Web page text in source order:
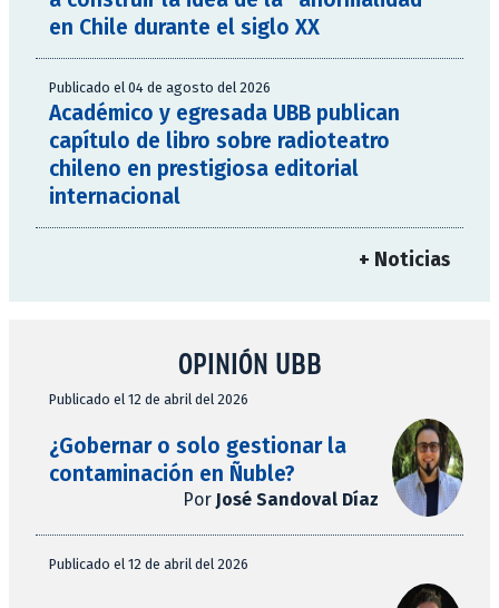
en Chile durante el siglo XX
Publicado el 04 de agosto del 2026
Académico y egresada UBB publican
capítulo de libro sobre radioteatro
chileno en prestigiosa editorial
internacional
+ Noticias
OPINIÓN UBB
Publicado el 12 de abril del 2026
¿Gobernar o solo gestionar la
contaminación en Ñuble?
Por José Sandoval Díaz
Publicado el 12 de abril del 2026